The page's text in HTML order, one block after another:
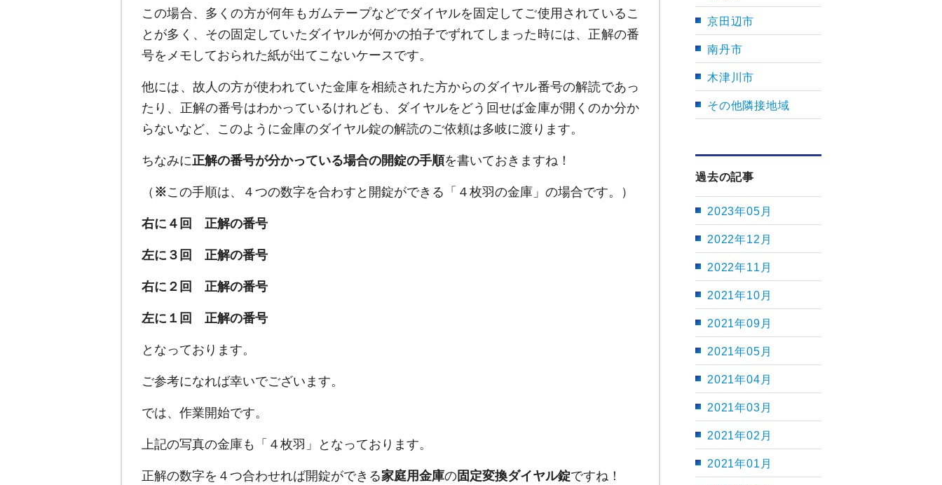
この場合、多くの方が何年もガムテープなどでダイヤルを固定してご使用されているこ
とが多く、その固定していたダイヤルが何かの拍子でずれてしまった時には、正解の番
号をメモしておられた紙が出てこないケースです。
他には、故人の方が使われていた金庫を相続された方からのダイヤル番号の解読であっ
たり、正解の番号はわかっているけれども、ダイヤルをどう回せば金庫が開くのか分か
らないなど、このように金庫のダイヤル錠の解読のご依頼は多岐に渡ります。
ちなみに正解の番号が分かっている場合の開錠の手順を書いておきますね！
（ ※この手順は、４つの数字を合わすと開錠ができる「４枚羽の金庫」の場合です。）
右に４回 正解の番号
左に３回 正解の番号
右に２回 正解の番号
左に１回 正解の番号
となっております。
ご参考になれば幸いでございます。
では、作業開始です。
上記の写真の金庫も「４枚羽」となっております。
正解の数字を４つ合わせれば開錠ができる家庭用金庫の固定変換ダイヤル錠ですね！
京田辺市
南丹市
木津川市
その他隣接地域
過去の記事
2023年05月
2022年12月
2022年11月
2021年10月
2021年09月
2021年05月
2021年04月
2021年03月
2021年02月
2021年01月